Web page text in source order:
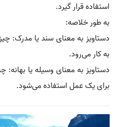
استفاده قرار گیرد.
به طور خلاصه:
دستاویز به معنای سند یا مدرک:
به کار می‌رود.
دستاویز به معنای وسیله یا بهانه:
برای یک عمل استفاده می‌شود.